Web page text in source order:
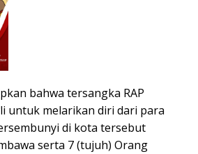
bahwa tersangka RAP
untuk melarikan diri dari para
di kota tersebut
serta 7 (tujuh) Orang